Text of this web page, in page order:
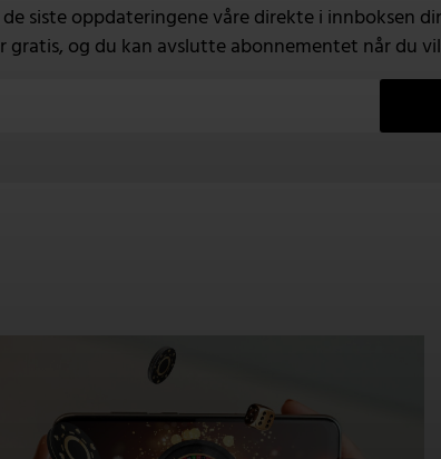
siste oppdateringene våre direkte i innboksen
gratis, og du kan avslutte abonnementet når du vil